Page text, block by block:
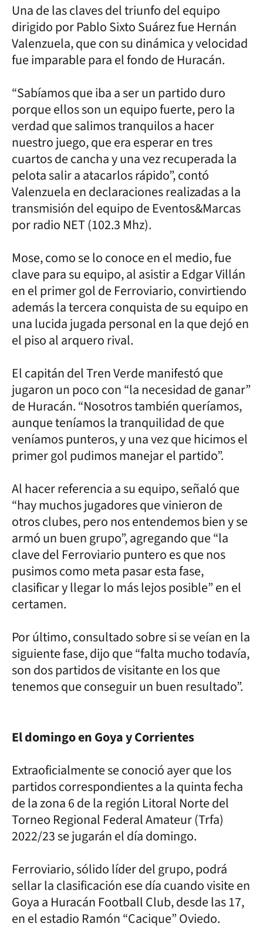
Una de las claves del triunfo del equipo
dirigido por Pablo Sixto Suárez fue Hernán
Valenzuela, que con su dinámica y velocidad
fue imparable para el fondo de Huracán.
“Sabíamos que iba a ser un partido duro
porque ellos son un equipo fuerte, pero la
verdad que salimos tranquilos a hacer
nuestro juego, que era esperar en tres
cuartos de cancha y una vez recuperada la
pelota salir a atacarlos rápido”, contó
Valenzuela en declaraciones realizadas a la
transmisión del equipo de Eventos&Marcas
por radio NET (102.3 Mhz).
Mose, como se lo conoce en el medio, fue
clave para su equipo, al asistir a Edgar Villán
en el primer gol de Ferroviario, convirtiendo
además la tercera conquista de su equipo en
una lucida jugada personal en la que dejó en
el piso al arquero rival.
El capitán del Tren Verde manifestó que
jugaron un poco con “la necesidad de ganar”
de Huracán. “Nosotros también queríamos,
aunque teníamos la tranquilidad de que
veníamos punteros, y una vez que hicimos el
primer gol pudimos manejar el partido”.
Al hacer referencia a su equipo, señaló que
“hay muchos jugadores que vinieron de
otros clubes, pero nos entendemos bien y se
armó un buen grupo”, agregando que “la
clave del Ferroviario puntero es que nos
pusimos como meta pasar esta fase,
clasificar y llegar lo más lejos posible” en el
certamen.
Por último, consultado sobre si se veían en la
siguiente fase, dijo que “falta mucho todavía,
son dos partidos de visitante en los que
tenemos que conseguir un buen resultado”.
El domingo en Goya y Corrientes
Extraoficialmente se conoció ayer que los
partidos correspondientes a la quinta fecha
de la zona 6 de la región Litoral Norte del
Torneo Regional Federal Amateur (Trfa)
2022/23 se jugarán el día domingo.
Ferroviario, sólido líder del grupo, podrá
sellar la clasificación ese día cuando visite en
Goya a Huracán Football Club, desde las 17,
en el estadio Ramón “Cacique” Oviedo.